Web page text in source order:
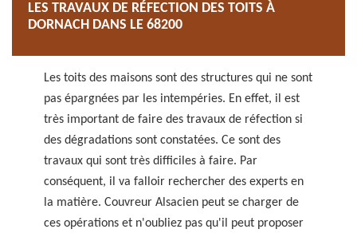
LES TRAVAUX DE RÉFECTION DES TOITS À
DORNACH DANS LE 68200
Les toits des maisons sont des structures qui ne sont
pas épargnées par les intempéries. En effet, il est
très important de faire des travaux de réfection si
des dégradations sont constatées. Ce sont des
travaux qui sont très difficiles à faire. Par
conséquent, il va falloir rechercher des experts en
la matière. Couvreur Alsacien peut se charger de
ces opérations et n'oubliez pas qu'il peut proposer